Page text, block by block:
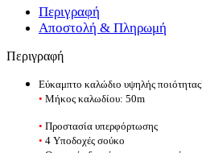
Χριστουγεννιάτικα
Ρεύματος
Μπαταρίας
Μπαταριοθήκες
Μπαταρίες
Περιγραφή
Αποστολή & Πληρωμή
Περιγραφή
Εύκαμπτο καλώδιο υψηλής ποιότητας
• Μήκος καλωδίου: 50m
• Προστασία υπερφόρτωσης
• 4 Υποδοχές σούκο